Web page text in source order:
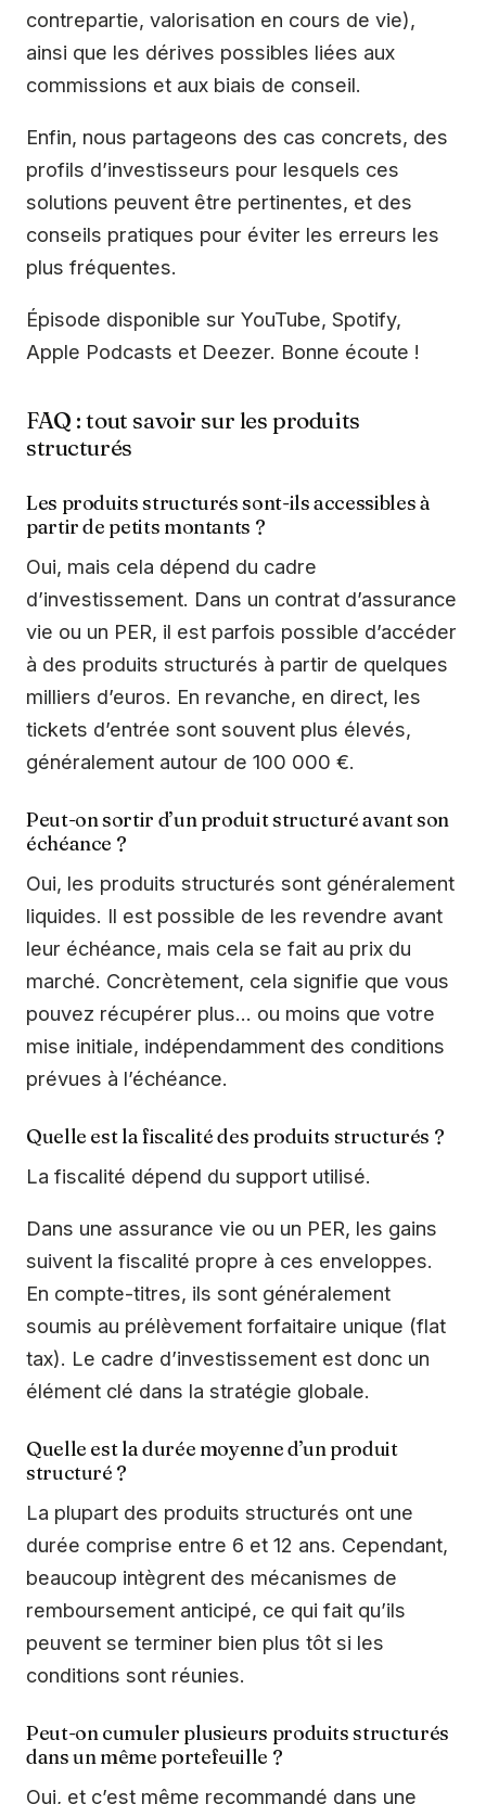
contrepartie, valorisation en cours de vie),
ainsi que les dérives possibles liées aux
commissions et aux biais de conseil.
Enfin, nous partageons des cas concrets, des
profils d’investisseurs pour lesquels ces
solutions peuvent être pertinentes, et des
conseils pratiques pour éviter les erreurs les
plus fréquentes.
Épisode disponible sur YouTube, Spotify,
Apple Podcasts et Deezer. Bonne écoute !
FAQ : tout savoir sur les produits
structurés
Les produits structurés sont-ils accessibles à
partir de petits montants ?
Oui, mais cela dépend du cadre
d’investissement. Dans un contrat d’assurance
vie ou un PER, il est parfois possible d’accéder
à des produits structurés à partir de quelques
milliers d’euros. En revanche, en direct, les
tickets d’entrée sont souvent plus élevés,
généralement autour de 100 000 €.
Peut-on sortir d’un produit structuré avant son
échéance ?
Oui, les produits structurés sont généralement
liquides. Il est possible de les revendre avant
leur échéance, mais cela se fait au prix du
marché. Concrètement, cela signifie que vous
pouvez récupérer plus… ou moins que votre
mise initiale, indépendamment des conditions
prévues à l’échéance.
Quelle est la fiscalité des produits structurés ?
La fiscalité dépend du support utilisé.
Dans une assurance vie ou un PER, les gains
suivent la fiscalité propre à ces enveloppes.
En compte-titres, ils sont généralement
soumis au prélèvement forfaitaire unique (flat
tax). Le cadre d’investissement est donc un
élément clé dans la stratégie globale.
Quelle est la durée moyenne d’un produit
structuré ?
La plupart des produits structurés ont une
durée comprise entre 6 et 12 ans. Cependant,
beaucoup intègrent des mécanismes de
remboursement anticipé, ce qui fait qu’ils
peuvent se terminer bien plus tôt si les
conditions sont réunies.
Peut-on cumuler plusieurs produits structurés
dans un même portefeuille ?
Oui, et c’est même recommandé dans une